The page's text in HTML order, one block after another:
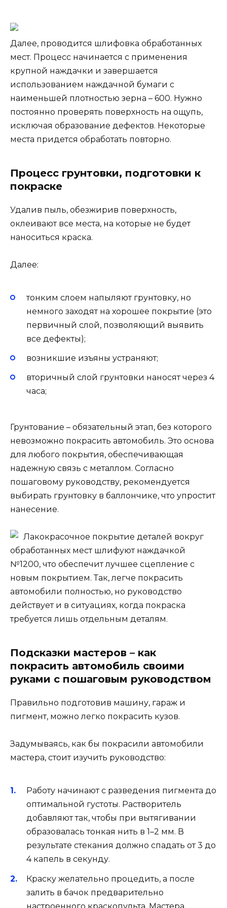
Далее, проводится шлифовка обработанных
мест. Процесс начинается с применения
крупной наждачки и завершается
использованием наждачной бумаги с
наименьшей плотностью зерна – 600. Нужно
постоянно проверять поверхность на ощупь,
исключая образование дефектов. Некоторые
места придется обработать повторно.
Процесс грунтовки, подготовки к
покраске
Удалив пыль, обезжирив поверхность,
оклеивают все места, на которые не будет
наноситься краска.
Далее:
тонким слоем напыляют грунтовку, но
немного заходят на хорошее покрытие (это
первичный слой, позволяющий выявить
все дефекты);
возникшие изъяны устраняют;
вторичный слой грунтовки наносят через 4
часа;
Грунтование – обязательный этап, без которого
невозможно покрасить автомобиль. Это основа
для любого покрытия, обеспечивающая
надежную связь с металлом. Согласно
пошаговому руководству, рекомендуется
выбирать грунтовку в баллончике, что упростит
нанесение.
Лакокрасочное покрытие деталей вокруг
обработанных мест шлифуют наждачкой
№1200, что обеспечит лучшее сцепление с
новым покрытием. Так, легче покрасить
автомобили полностью, но руководство
действует и в ситуациях, когда покраска
требуется лишь отдельным деталям.
Подсказки мастеров – как
покрасить автомобиль своими
руками с пошаговым руководством
Правильно подготовив машину, гараж и
пигмент, можно легко покрасить кузов.
Задумываясь, как бы покрасили автомобили
мастера, стоит изучить руководство:
Работу начинают с разведения пигмента до
оптимальной густоты. Растворитель
добавляют так, чтобы при вытягивании
образовалась тонкая нить в 1–2 мм. В
результате стекания должно спадать от 3 до
4 капель в секунду.
Краску желательно процедить, а после
залить в бачок предварительно
настроенного краскопульта. Мастера